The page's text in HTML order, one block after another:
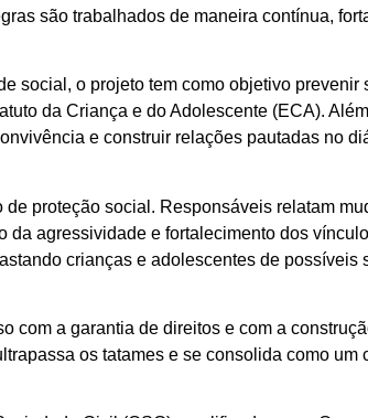
são trabalhados de maneira contínua,
social, o projeto tem como objetivo prevenir
da Criança e do Adolescente (ECA).
e construir relações pautadas no
proteção social. Responsáveis relatam
agressividade e fortalecimento dos
crianças e adolescentes de possíveis
com a garantia de direitos e com a
os tatames e se consolida como um